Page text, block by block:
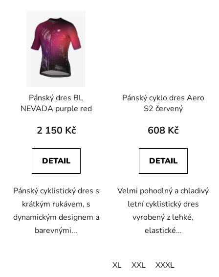
Pánský dres BL
NEVADA purple red
2 150 Kč
DETAIL
Pánský cyklistický dres s
krátkým rukávem, s
dynamickým designem a
barevnými...
Pánský cyklo dres Aero
S2 červený
608 Kč
DETAIL
Velmi pohodlný a chladivý
letní cyklistický dres
vyrobený z lehké,
elastické...
XL XXL XXXL